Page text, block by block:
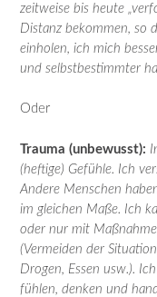
zeitweise bis heute
Distanz bekommen, so
einholen, ich mich
und selbstbestimmter
Oder
Trauma (unbewusst):
(heftige) Gefühle. Ich
Andere Menschen
im gleichen Maße. Ich
oder nur mit
(Vermeiden der
Drogen, Essen usw.).
fühlen, denken und